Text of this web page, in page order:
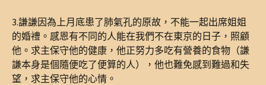
3.謙謙因為上月底患了肺氣孔的原故，不能一起出席姐姐
的婚禮。感恩有不同的人能在我們不在東京的日子，照顧
他。求主保守他的健康，他正努力多吃有營養的食物（謙
謙本身是個隨便吃了便算的人），他也難免感到難過和失
望，求主保守他的心情。